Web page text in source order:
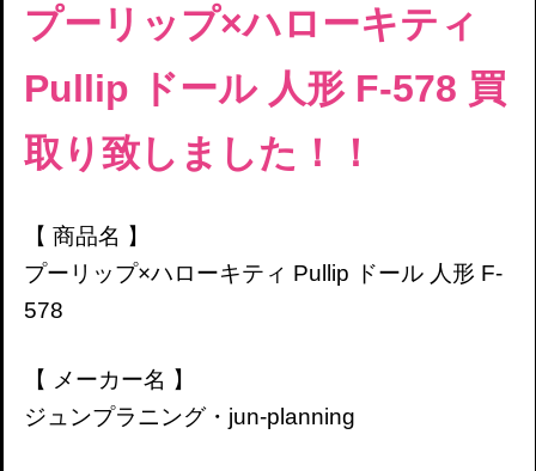
プーリップ×ハローキティ
Pullip ドール 人形 F-578 買
取り致しました！！
【 商品名 】
プーリップ×ハローキティ Pullip ドール 人形 F-
578
【 メーカー名 】
ジュンプラニング・jun-planning